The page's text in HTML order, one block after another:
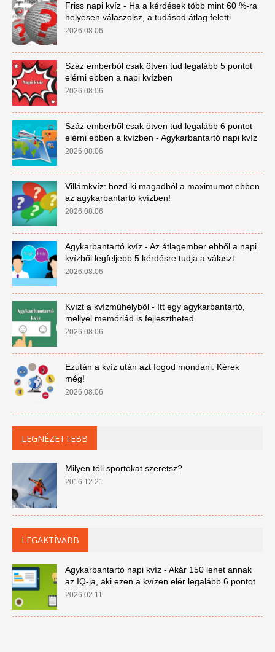
Friss napi kvíz - Ha a kérdések több mint 60 %-ra
helyesen válaszolsz, a tudásod átlag feletti
2026.08.06
Száz emberből csak ötven tud legalább 5 pontot
elérni ebben a napi kvízben
2026.08.06
Száz emberből csak ötven tud legalább 6 pontot
elérni ebben a kvízben - Agykarbantartó napi kvíz
2026.08.06
Villámkvíz: hozd ki magadból a maximumot ebben
az agykarbantartó kvízben!
2026.08.06
Agykarbantartó kvíz - Az átlagember ebből a napi
kvízből legfeljebb 5 kérdésre tudja a választ
2026.08.06
Kvízt a kvízműhelyből - Itt egy agykarbantartó,
mellyel memóriád is fejlesztheted
2026.08.06
Ezután a kvíz után azt fogod mondani: Kérek
még!
2026.08.06
LEGNÉZETTEBB
Milyen téli sportokat szeretsz?
2016.12.21
LEGAKTÍVABB
Agykarbantartó napi kvíz - Akár 150 lehet annak
az IQ-ja, aki ezen a kvízen elér legalább 6 pontot
2026.02.11